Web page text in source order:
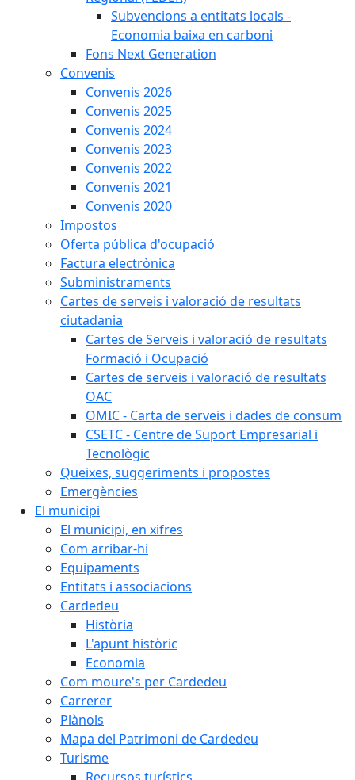
Subvencions a entitats locals -
Economia baixa en carboni
Fons Next Generation
Convenis
Convenis 2026
Convenis 2025
Convenis 2024
Convenis 2023
Convenis 2022
Convenis 2021
Convenis 2020
Impostos
Oferta pública d'ocupació
Factura electrònica
Subministraments
Cartes de serveis i valoració de resultats
ciutadania
Cartes de Serveis i valoració de resultats
Formació i Ocupació
Cartes de serveis i valoració de resultats
OAC
OMIC - Carta de serveis i dades de consum
CSETC - Centre de Suport Empresarial i
Tecnològic
Queixes, suggeriments i propostes
Emergències
El municipi
El municipi, en xifres
Com arribar-hi
Equipaments
Entitats i associacions
Cardedeu
Història
L'apunt històric
Economia
Com moure's per Cardedeu
Carrerer
Plànols
Mapa del Patrimoni de Cardedeu
Turisme